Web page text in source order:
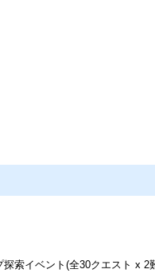
索イベント(全30クエスト x 2